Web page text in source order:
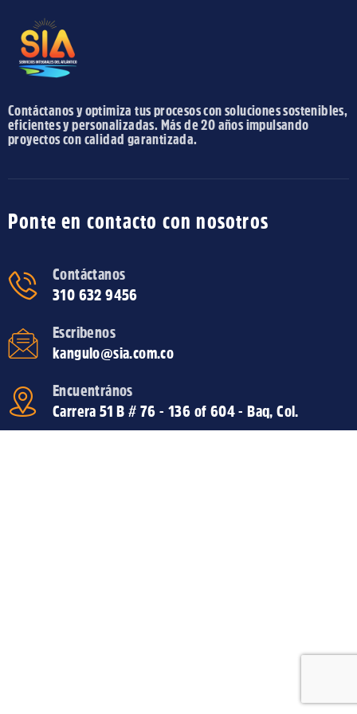
Contáctanos y optimiza tus procesos con soluciones sostenibles,
eficientes y personalizadas. Más de 20 años impulsando
proyectos con calidad garantizada.
Ponte en contacto con nosotros
Contáctanos
310 632 9456
Escribenos
kangulo@sia.com.co
Encuentrános
Carrera 51 B # 76 - 136 of 604 - Baq, Col.